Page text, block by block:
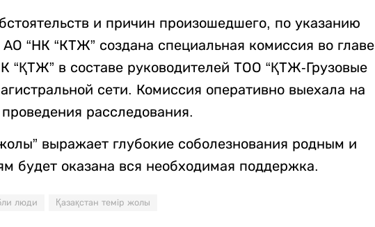
и причин произошедшего, по указанию
“НК “КТЖ” создана специальная комиссия во главе
“ҚТЖ” в составе руководителей ТОО “ҚТЖ-Грузовые
сети. Комиссия оперативно выехала на
расследования.
выражает глубокие соболезнования родным и
будет оказана вся необходимая поддержка.
люди Қазақстан темір жолы